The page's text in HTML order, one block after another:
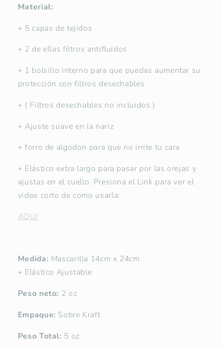
Material:
+ 5 capas de tejidos
+ 2 de ellas filtros antifluidos
+ 1 bolsillo interno para que puedas aumentar su
protección con filtros desechables
+ ( Filtros desechables no incluidos )
+ Ajuste suave en la nariz
+ forro de algodon para que no irrite tu cara
+ Elástico extra largo para pasar por las orejas y
ajustas en el cuello. Presiona el Link para ver el
video corto de como usarla:
AQUI
Medida: Mascarilla 14cm x 24cm
+ Elástico Ajustable
Peso neto: 2 oz
Empaque: Sobre Kraft
Peso Total: 5 oz